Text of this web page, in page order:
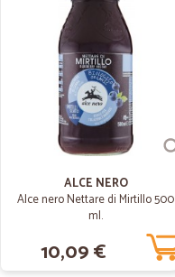
ALCE NERO
Alce nero Nettare di Mirtillo 500
ml.
10,09 €